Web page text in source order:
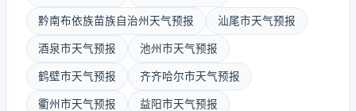
黔南布依族苗族自治州天气预报 汕尾市天气预报
酒泉市天气预报 池州市天气预报
鹤壁市天气预报 齐齐哈尔市天气预报
衢州市天气预报 益阳市天气预报